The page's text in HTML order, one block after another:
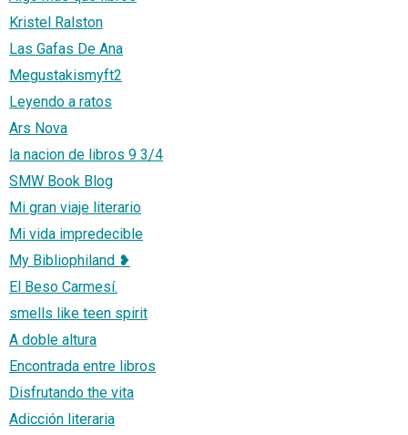
Kristel Ralston
Las Gafas De Ana
Megustakismyft2
Leyendo a ratos
Ars Nova
la nacion de libros 9 3/4
SMW Book Blog
Mi gran viaje literario
Mi vida impredecible
My Bibliophiland ❥
El Beso Carmesí.
smells like teen spirit
A doble altura
Encontrada entre libros
Disfrutando the vita
Adicción literaria